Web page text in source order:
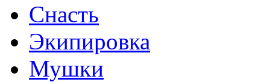
Снасть
Экипировка
Мушки